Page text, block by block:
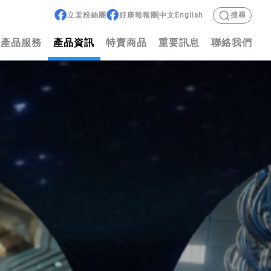
產品服務 產品資訊 特賣商品 重要訊息 聯絡我們
立棠粉絲團 好康報報團 中文 English 搜尋